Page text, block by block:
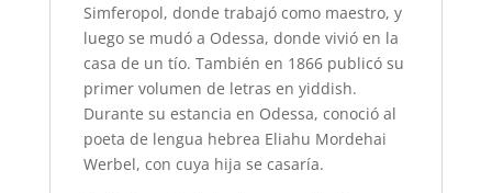
Simferopol, donde trabajó como maestro, y
luego se mudó a Odessa, donde vivió en la
casa de un tío. También en 1866 publicó su
primer volumen de letras en yiddish.
Durante su estancia en Odessa, conoció al
poeta de lengua hebrea Eliahu Mordehai
Werbel, con cuya hija se casaría.